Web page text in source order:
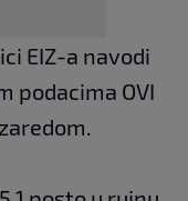
EIZ-a navodi
podacima OVI